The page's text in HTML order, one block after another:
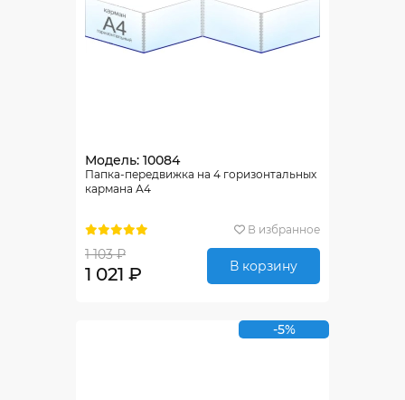
Модель: 10084
Папка-передвижка на 4 горизонтальных
кармана А4
В избранное
1 103 ₽
1 021 ₽ В корзину
-5%